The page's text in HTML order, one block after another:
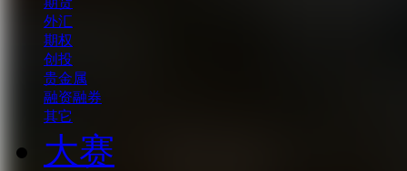
外汇
期权
创投
贵金属
融资融券
其它
大赛